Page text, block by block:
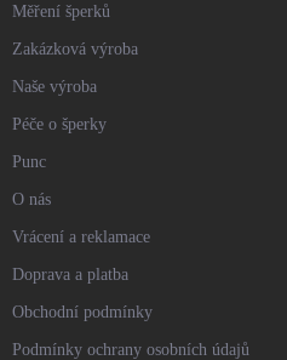
Měření šperků
Zakázková výroba
Naše výroba
Péče o šperky
Punc
O nás
Vrácení a reklamace
Doprava a platba
Obchodní podmínky
Podmínky ochrany osobních údajů